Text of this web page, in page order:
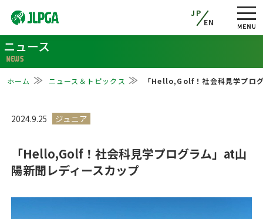
JP
EN
ニュース
NEWS
ホーム ニュース＆トピックス 「Hello,Golf！社会科見学プロ
2024.9.25
「Hello,Golf！社会科見学プログラム」at山
陽新聞レディースカップ